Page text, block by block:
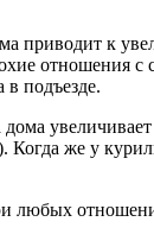
к
отношения
в подъезде.
увеличивает
же у
любых